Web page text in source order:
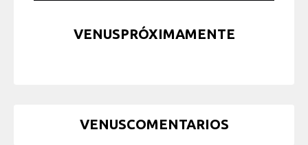
VENUSPRÓXIMAMENTE
VENUSCOMENTARIOS